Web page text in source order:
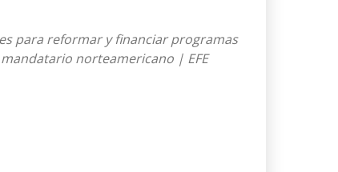
para reformar y financiar programas
norteamericano | EFE